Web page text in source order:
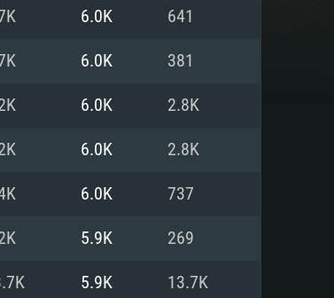
6.0K 641
6.0K 381
6.0K 2.8K
6.0K 2.8K
6.0K 737
5.9K 269
5.9K 13.7K